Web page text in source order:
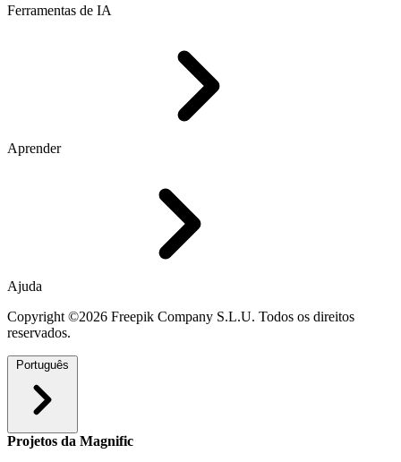
Ferramentas de IA
Aprender
Ajuda
Copyright ©2026 Freepik Company S.L.U. Todos os direitos
reservados.
Português
Projetos da Magnific